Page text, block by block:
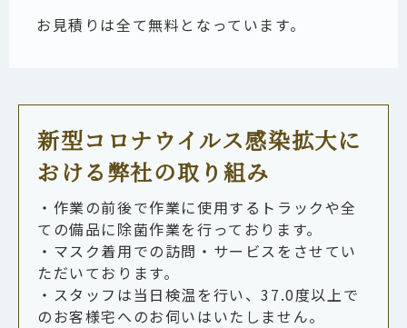
お見積りは全て無料となっています。
新型コロナウイルス感染拡大に
おける弊社の取り組み
・作業の前後で作業に使用するトラックや全
ての備品に除菌作業を行っております。
・マスク着用での訪問・サービスをさせてい
ただいております。
・スタッフは当日検温を行い、37.0度以上で
のお客様宅へのお伺いはいたしません。